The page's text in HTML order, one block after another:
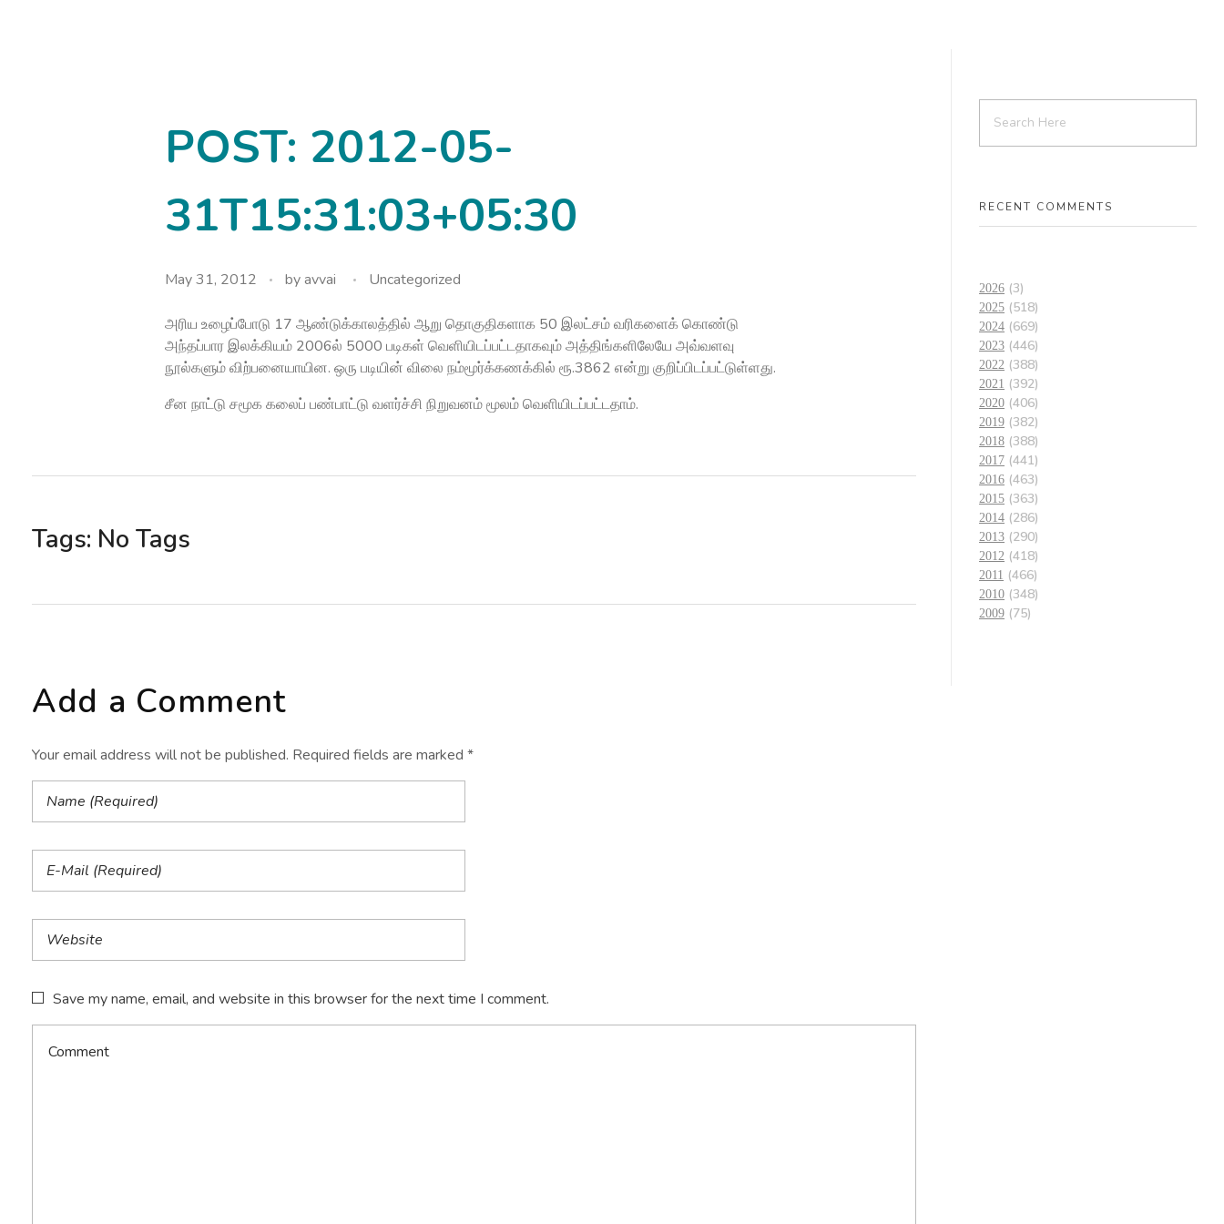
POST: 2012-05-
31T15:31:03+05:30
May 31, 2012 byavvai Uncategorized
அரிய உழைப்போடு 17 ஆண்டுக்காலத்தில் ஆறு தொகுதிகளாக 50 இலட்சம் வரிகளைக் கொண்டு
அந்தப்பார இலக்கியம் 2006ல் 5000 படிகள் வெளியிடப்பட்டதாகவும் அத்திங்களிலேயே அவ்வளவு
நூல்களும் விற்பனையாயின. ஒரு படியின் விலை நம்மூர்க்கணக்கில் ரூ.3862 என்று குறிப்பிடப்பட்டுள்ளது.
சீன நாட்டு சமூக கலைப் பண்பாட்டு வளர்ச்சி நிறுவனம் மூலம் வெளியிடப்பட்டதாம்.
Tags: No Tags
Add a Comment
Your email address will not be published. Required fields are marked *
Save my name, email, and website in this browser for the next time I comment.
RECENT COMMENTS
2026 (3)
2025 (518)
2024 (669)
2023 (446)
2022 (388)
2021 (392)
2020 (406)
2019 (382)
2018 (388)
2017 (441)
2016 (463)
2015 (363)
2014 (286)
2013 (290)
2012 (418)
2011 (466)
2010 (348)
2009 (75)